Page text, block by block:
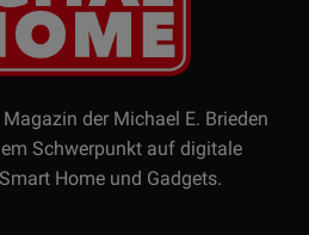
der Michael E. Brieden
Schwerpunkt auf digitale
Home und Gadgets.